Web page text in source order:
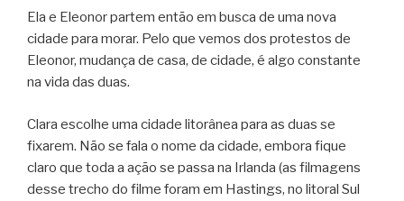
Ela e Eleonor partem então em busca de uma nova
cidade para morar. Pelo que vemos dos protestos de
Eleonor, mudança de casa, de cidade, é algo constante
na vida das duas.
Clara escolhe uma cidade litorânea para as duas se
fixarem. Não se fala o nome da cidade, embora fique
claro que toda a ação se passa na Irlanda (as filmagens
desse trecho do filme foram em Hastings, no litoral Sul